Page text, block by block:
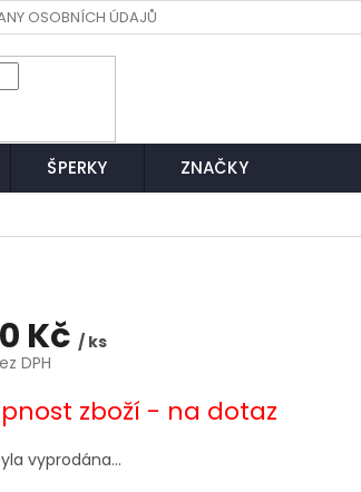
OSOBNÍCH ÚDAJŮ
ŠPERKY ZNAČKY
Kč / ks
DPH
zboží - na dotaz
vyprodána…